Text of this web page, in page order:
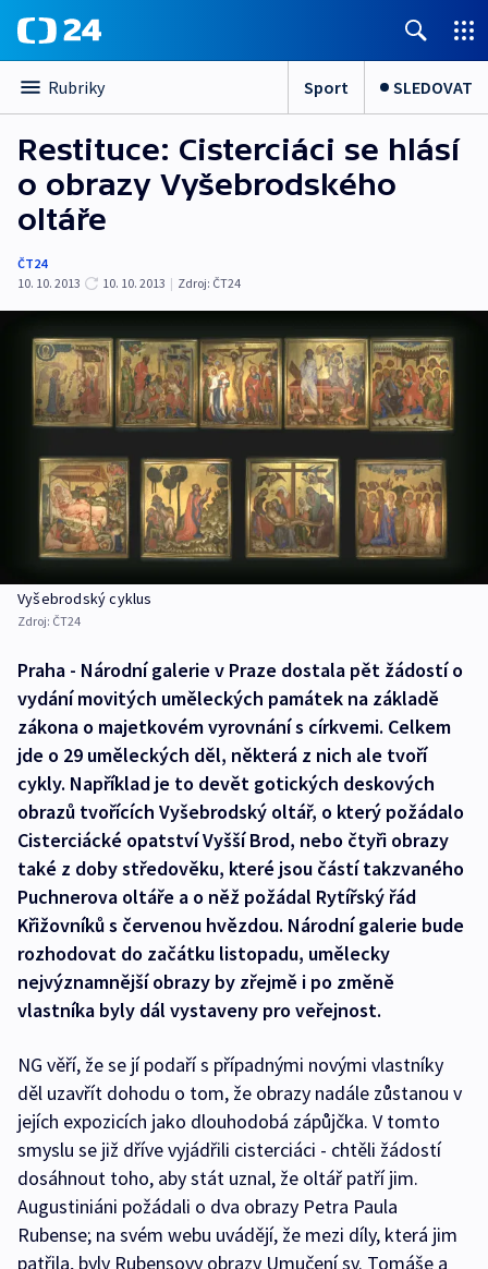
Rubriky Sport SLEDOVAT
Restituce: Cisterciáci se hlásí
o obrazy Vyšebrodského
oltáře
ČT24
10. 10. 2013
10. 10. 2013 | Zdroj: ČT24
Vyšebrodský cyklus
Zdroj: ČT24
Praha - Národní galerie v Praze dostala pět žádostí o
vydání movitých uměleckých památek na základě
zákona o majetkovém vyrovnání s církvemi. Celkem
jde o 29 uměleckých děl, některá z nich ale tvoří
cykly. Například je to devět gotických deskových
obrazů tvořících Vyšebrodský oltář, o který požádalo
Cisterciácké opatství Vyšší Brod, nebo čtyři obrazy
také z doby středověku, které jsou částí takzvaného
Puchnerova oltáře a o něž požádal Rytířský řád
Křižovníků s červenou hvězdou. Národní galerie bude
rozhodovat do začátku listopadu, umělecky
nejvýznamnější obrazy by zřejmě i po změně
vlastníka byly dál vystaveny pro veřejnost.
NG věří, že se jí podaří s případnými novými vlastníky
děl uzavřít dohodu o tom, že obrazy nadále zůstanou v
jejích expozicích jako dlouhodobá zápůjčka. V tomto
smyslu se již dříve vyjádřili cisterciáci - chtěli žádostí
dosáhnout toho, aby stát uznal, že oltář patří jim.
Augustiniáni požádali o dva obrazy Petra Paula
Rubense; na svém webu uvádějí, že mezi díly, která jim
patřila, byly Rubensovy obrazy Umučení sv. Tomáše a